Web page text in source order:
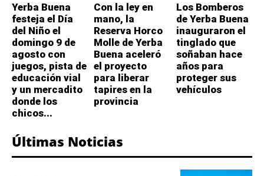
Yerba Buena
festeja el Día
del Niño el
domingo 9 de
agosto con
juegos, pista de
educación vial
y un mercadito
donde los
chicos...
Con la ley en
mano, la
Reserva Horco
Molle de Yerba
Buena aceleró
el proyecto
para liberar
tapires en la
provincia
Los Bomberos
de Yerba Buena
inauguraron el
tinglado que
soñaban hace
años para
proteger sus
vehículos
Últimas Noticias